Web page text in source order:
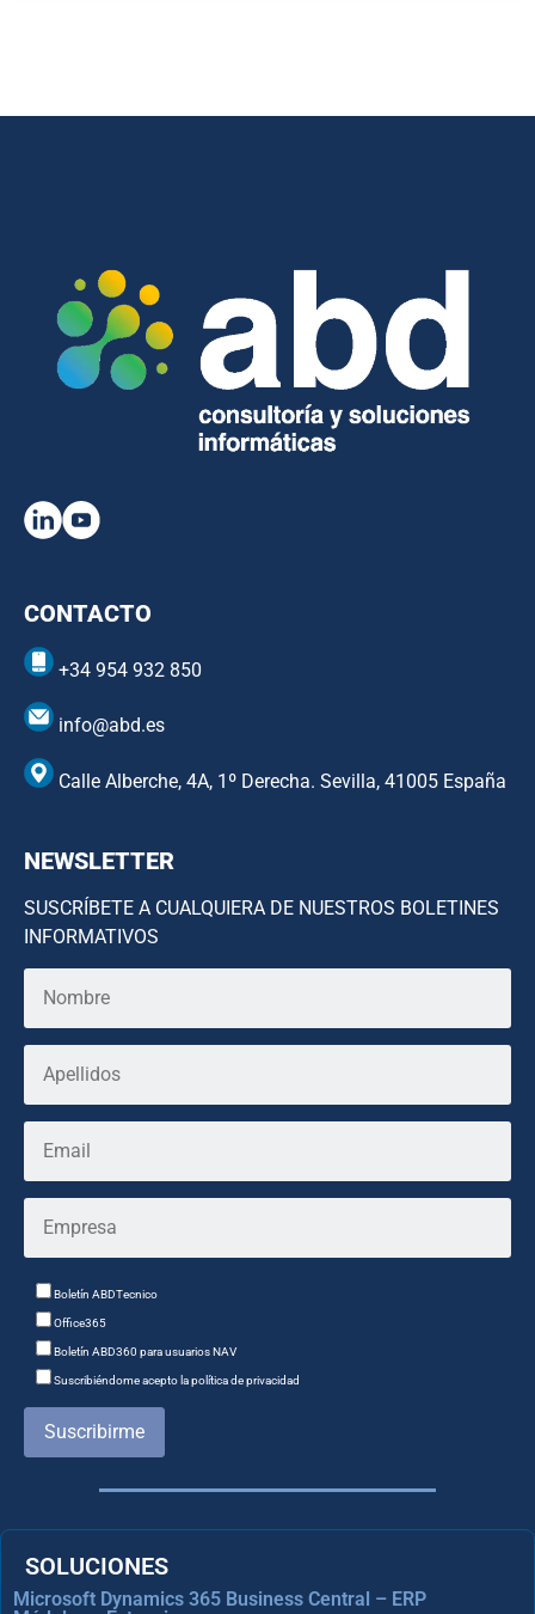
CONTACTO
+34 954 932 850
info@abd.es
Calle Alberche, 4A, 1º Derecha. Sevilla, 41005 España
NEWSLETTER
SUSCRÍBETE A CUALQUIERA DE NUESTROS BOLETINES
INFORMATIVOS
Boletín ABDTecnico
Office365
Boletín ABD360 para usuarios NAV
Suscribiéndome acepto la política de privacidad
Suscribirme
SOLUCIONES
Microsoft Dynamics 365 Business Central – ERP